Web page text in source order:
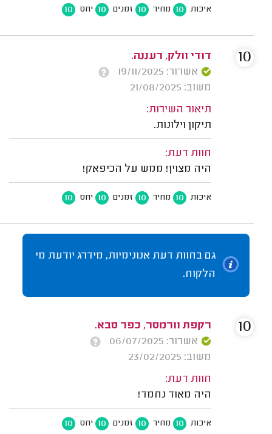
איכות 10 מחיר 10 זמנים 10 יחס 10
דודי וולק, רעננה.
אשרור: 19/11/2025
משוב: 21/08/2025
תיאור השירות:
תיקון וילונות.
חוות דעת:
היה מצוין! ממש על הכיפאק!
איכות 10 מחיר 10 זמנים 10 יחס 10
10
גם בחוות דעת אנונימיות, מידרג יודעת מי
הלקוח.
רקפת וורמסר, כפר סבא.
אשרור: 06/07/2025
משוב: 23/02/2025
חוות דעת:
היה מאוד נחמד!
איכות 10 מחיר 10 זמנים 10 יחס 10
10